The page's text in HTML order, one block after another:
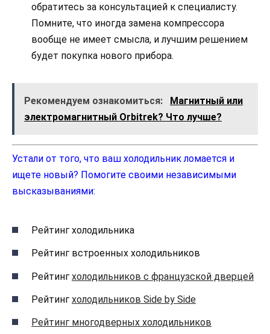
обратитесь за консультацией к специалисту.
Помните, что иногда замена компрессора
вообще не имеет смысла, и лучшим решением
будет покупка нового прибора.
Рекомендуем ознакомиться:
Магнитный или
электромагнитный Orbitrek? Что лучше?
Устали от того, что ваш холодильник ломается и
ищете новый? Помогите своими независимыми
высказываниями:
Рейтинг холодильника
Рейтинг встроенных холодильников
Рейтинг холодильников с французской дверцей
Рейтинг холодильников Side by Side
Рейтинг многодверных холодильников